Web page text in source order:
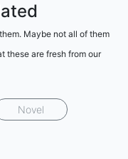
Maybe not all of them
these are fresh from our
Novel